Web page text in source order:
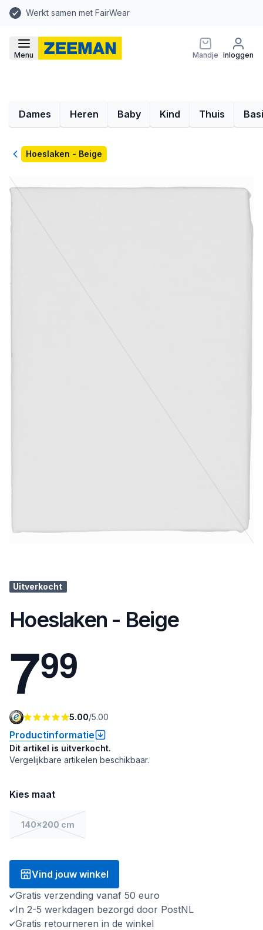
Werkt samen met FairWear
Menu Mandje Inloggen
Dames Heren Baby Kind Thuis
TerugHoeslaken - Beige
Uitverkocht
Hoeslaken - Beige
799
5.00/5.00
Productinformatie
Dit artikel is uitverkocht.
Vergelijkbare artikelen beschikbaar.
Kies maat
140x200 cm
Vind jouw winkel
Gratis verzending vanaf 50 euro
In 2-5 werkdagen bezorgd door PostNL
Gratis retourneren in de winkel